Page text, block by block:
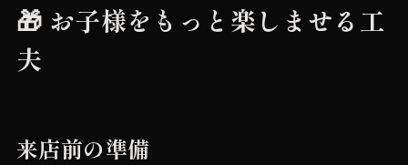
🎁 お子様をもっと楽しませる工
夫
来店前の準備